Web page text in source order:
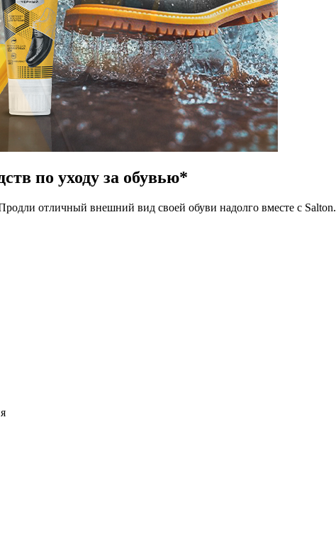
по уходу за обувью*
отличный внешний вид своей обуви надолго вместе с Salton.